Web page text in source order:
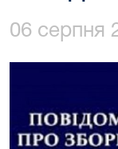
06 серпня